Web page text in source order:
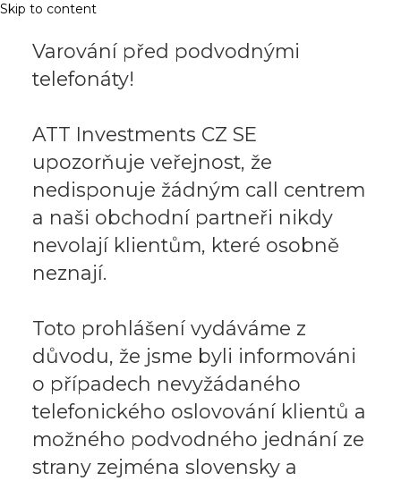
Skip to content
Varování před podvodnými
telefonáty!
ATT Investments CZ SE
upozorňuje veřejnost, že
nedisponuje žádným call centrem
a naši obchodní partneři nikdy
nevolají klientům, které osobně
neznají.
Toto prohlášení vydáváme z
důvodu, že jsme byli informováni
o případech nevyžádaného
telefonického oslovování klientů a
možného podvodného jednání ze
strany zejména slovensky a